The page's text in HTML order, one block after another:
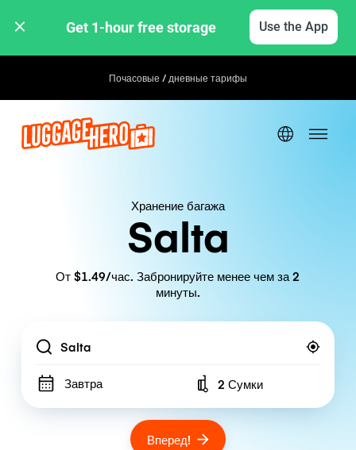
Get 1-hour free storage Use the App
Почасовые / дневные тарифы
Хранение багажа
Salta
От $1.49/час. Забронируйте менее чем за 2
минуты.
Location
Завтра Number of bags
2 Сумки
Вперед!